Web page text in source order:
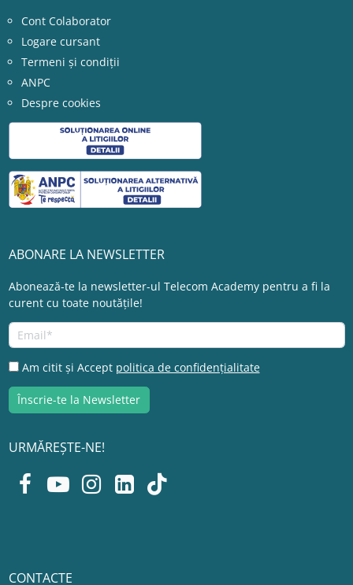
Cont Colaborator
Logare cursant
Termeni și condiții
ANPC
Despre cookies
ABONARE LA NEWSLETTER
Abonează-te la newsletter-ul Telecom Academy pentru a fi la
curent cu toate noutățile!
Am citit și Accept politica de confidențialitate
URMĂREȘTE-NE!
CONTACTE